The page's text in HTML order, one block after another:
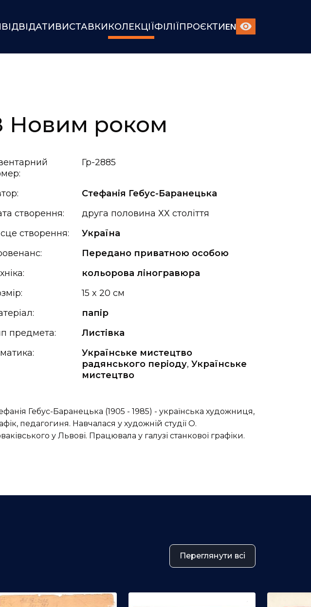
ВІДВІДАТИВИСТАВКИКОЛЕКЦІЇФІЛІЇПРОЄКТИEN
Новим роком
Гр-2885
Стефанія Гебус-Баранецька
створення:
друга половина ХХ століття
створення:
Україна
Передано приватною особою
кольорова ліногравюра
15 x 20 см
папір
предмета:
Листівка
Українське мистецтво
радянського періоду, Українське
мистецтво
Гебус-Баранецька (1905 - 1985) - українська художниця,
педагогиня. Навчалася у художній студії О.
у Львові. Працювала у галузі станкової графіки.
Переглянути всі